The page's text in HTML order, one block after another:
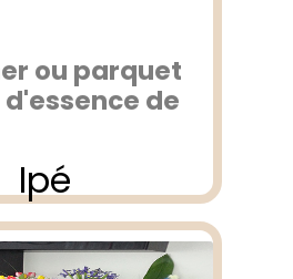
ou parquet
de
Ipé